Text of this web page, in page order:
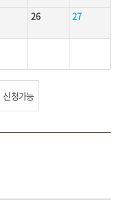
26 27
신청가능